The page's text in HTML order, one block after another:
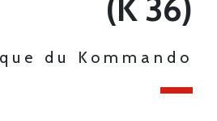
(K 36)
du Kommando